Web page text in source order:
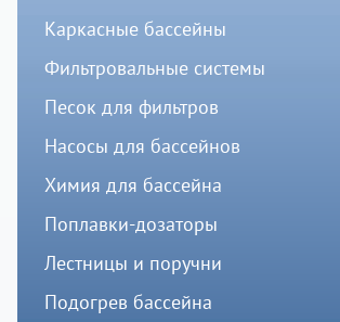
Каркасные бассейны
Фильтровальные системы
Песок для фильтров
Насосы для бассейнов
Химия для бассейна
Поплавки-дозаторы
Лестницы и поручни
Подогрев бассейна